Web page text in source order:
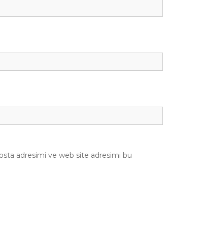
adresimi ve web site adresimi bu